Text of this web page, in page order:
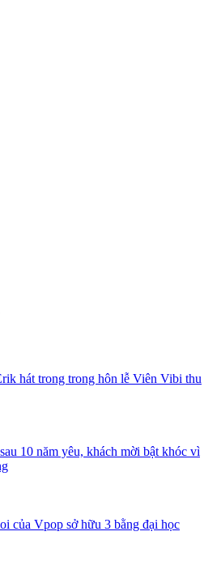
hát trong trong hôn lễ Viên Vibi thu
10 năm yêu, khách mời bật khóc vì
của Vpop sở hữu 3 bằng đại học